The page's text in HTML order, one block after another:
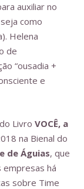
auxiliar no
como
Helena
de
“ousadia +
e
Livro VOCÊ, a
na Bienal do
de Águias, que
empresas há
sobre Time